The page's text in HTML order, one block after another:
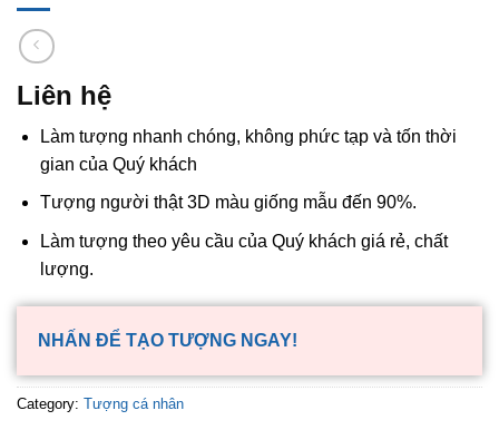
Liên hệ
Làm tượng nhanh chóng, không phức tạp và tốn thời
gian của Quý khách
Tượng người thật 3D màu giống mẫu đến 90%.
Làm tượng theo yêu cầu của Quý khách giá rẻ, chất
lượng.
NHẤN ĐỂ TẠO TƯỢNG NGAY!
Category: Tượng cá nhân